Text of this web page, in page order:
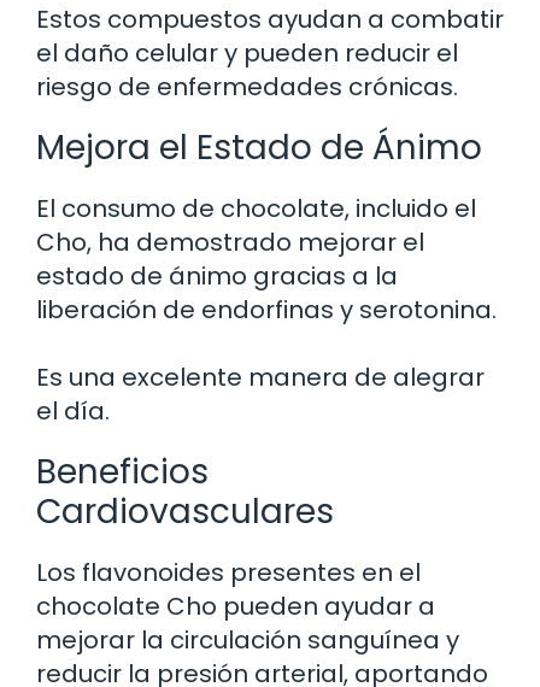
Estos compuestos ayudan a combatir
el daño celular y pueden reducir el
riesgo de enfermedades crónicas.
Mejora el Estado de Ánimo
El consumo de chocolate, incluido el
Cho, ha demostrado mejorar el
estado de ánimo gracias a la
liberación de endorfinas y serotonina.
Es una excelente manera de alegrar
el día.
Beneficios
Cardiovasculares
Los flavonoides presentes en el
chocolate Cho pueden ayudar a
mejorar la circulación sanguínea y
reducir la presión arterial, aportando